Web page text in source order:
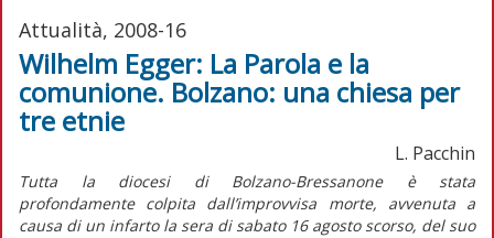
Attualità, 2008-16
Wilhelm Egger: La Parola e la
comunione. Bolzano: una chiesa per
tre etnie
L. Pacchin
Tutta la diocesi di Bolzano-Bressanone è stata
profondamente colpita dall’improvvisa morte, avvenuta a
causa di un infarto la sera di sabato 16 agosto scorso, del suo